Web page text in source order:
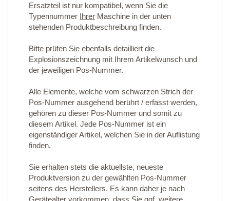
Ersatzteil ist nur kompatibel, wenn Sie die
Typennummer Ihrer Maschine in der unten
stehenden Produktbeschreibung finden.
Bitte prüfen Sie ebenfalls detailliert die
Explosionszeichnung mit Ihrem Artikelwunsch und
der jeweiligen Pos-Nummer.
Alle Elemente, welche vom schwarzen Strich der
Pos-Nummer ausgehend berührt / erfasst werden,
gehören zu dieser Pos-Nummer und somit zu
diesem Artikel. Jede Pos-Nummer ist ein
eigenständiger Artikel, welchen Sie in der Auflistung
finden.
Sie erhalten stets die aktuellste, neueste
Produktversion zu der gewählten Pos-Nummer
seitens des Herstellers. Es kann daher je nach